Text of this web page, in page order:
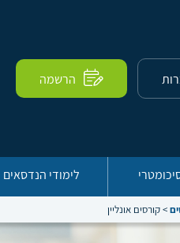
הרשמה
לימודי הנדסאים
>קורסים אונליין